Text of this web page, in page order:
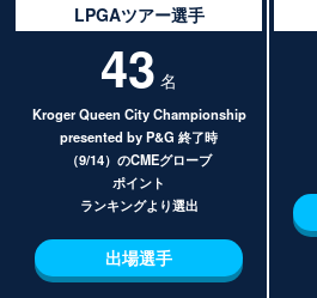
LPGAツアー選手
43 名
Kroger Queen City Championship
presented by P&G 終了時
（9/14）のCMEグローブ
ポイント
ランキングより選出
出場選手